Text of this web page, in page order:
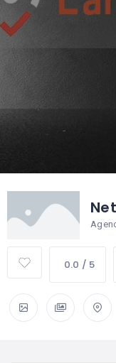
0.0 / 5